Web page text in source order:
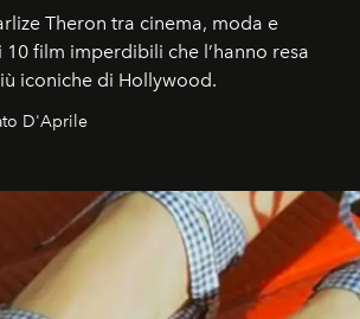
Theron tra cinema, moda e
film imperdibili che l’hanno resa
iconiche di Hollywood.
D'Aprile